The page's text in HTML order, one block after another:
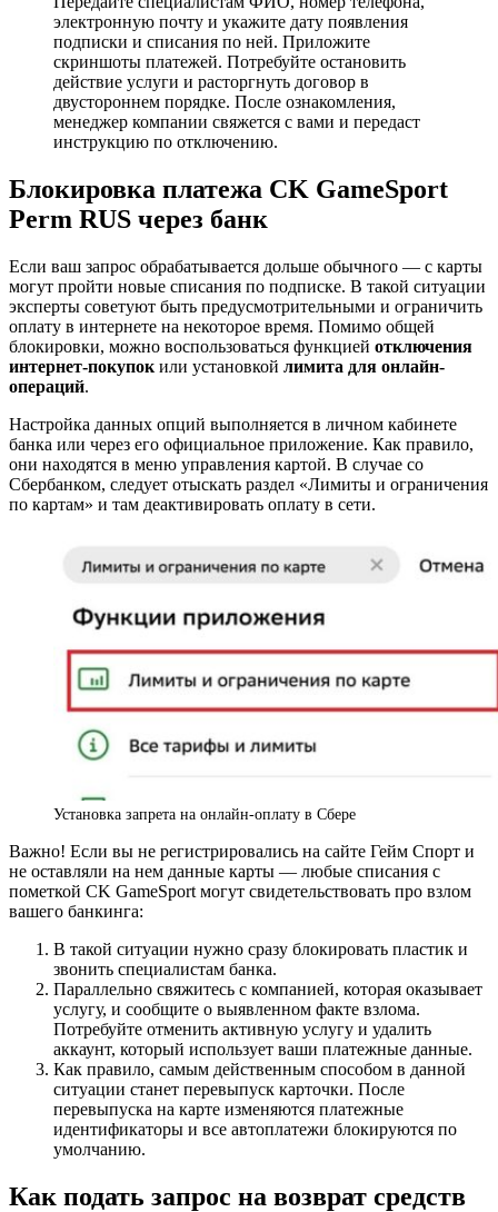
электронную почту и укажите дату появления
подписки и списания по ней. Приложите
скриншоты платежей. Потребуйте остановить
действие услуги и расторгнуть договор в
двустороннем порядке. После ознакомления,
менеджер компании свяжется с вами и передаст
инструкцию по отключению.
Блокировка платежа CK GameSport
Perm RUS через банк
Если ваш запрос обрабатывается дольше обычного — с карты
могут пройти новые списания по подписке. В такой ситуации
эксперты советуют быть предусмотрительными и ограничить
оплату в интернете на некоторое время. Помимо общей
блокировки, можно воспользоваться функцией отключения
интернет-покупок или установкой лимита для онлайн-
операций.
Настройка данных опций выполняется в личном кабинете
банка или через его официальное приложение. Как правило,
они находятся в меню управления картой. В случае со
Сбербанком, следует отыскать раздел «Лимиты и ограничения
по картам» и там деактивировать оплату в сети.
Установка запрета на онлайн-оплату в Сбере
Важно! Если вы не регистрировались на сайте Гейм Спорт и
не оставляли на нем данные карты — любые списания с
пометкой CK GameSport могут свидетельствовать про взлом
вашего банкинга:
В такой ситуации нужно сразу блокировать пластик и
звонить специалистам банка.
Параллельно свяжитесь с компанией, которая оказывает
услугу, и сообщите о выявленном факте взлома.
Потребуйте отменить активную услугу и удалить
аккаунт, который использует ваши платежные данные.
Как правило, самым действенным способом в данной
ситуации станет перевыпуск карточки. После
перевыпуска на карте изменяются платежные
идентификаторы и все автоплатежи блокируются по
умолчанию.
Как подать запрос на возврат средств